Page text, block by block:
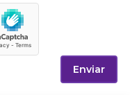
Enviar